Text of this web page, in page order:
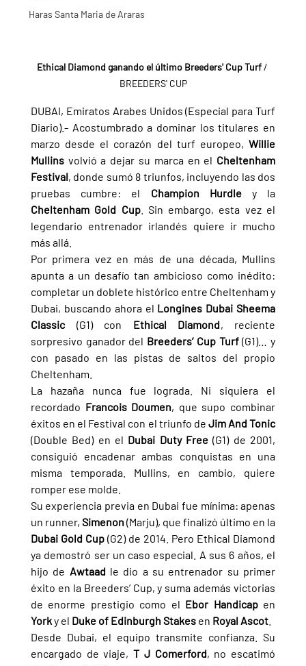
Haras Santa Maria de Araras
Ethical Diamond ganando el último Breeders' Cup Turf /
BREEDERS' CUP
DUBAI, Emiratos Arabes Unidos (Especial para Turf
Diario).- Acostumbrado a dominar los titulares en
marzo desde el corazón del turf europeo, Willie
Mullins volvió a dejar su marca en el Cheltenham
Festival, donde sumó 8 triunfos, incluyendo las dos
pruebas cumbre: el Champion Hurdle
Cheltenham Gold Cup. Sin embargo, esta vez el
legendario entrenador irlandés quiere ir mucho
más allá.
Por primera vez en más de una década, Mullins
apunta a un desafío tan ambicioso como inédito:
completar un doblete histórico entre Cheltenham y
Dubai, buscando ahora el Longines Dubai Sheema
Classic (G1) con Ethical Diamond, reciente
sorpresivo ganador del Breeders’ Cup Turf (G1)… y
con pasado en las pistas de saltos del propio
Cheltenham.
La hazaña nunca fue lograda. Ni siquiera el
recordado Francois Doumen, que supo combinar
éxitos en el Festival con el triunfo de
Jim And Tonic
(Double Bed) en el Dubai Duty Free (G1) de 2001,
consiguió encadenar ambas conquistas en una
misma temporada. Mullins, en cambio, quiere
romper ese molde.
Su experiencia previa en Dubai fue mínima: apenas
un runner, Simenon
Dubai Gold Cup (G2) de 2014. Pero Ethical Diamond
ya demostró ser un caso especial. A sus 6 años, el
hijo de Awtaad le dio a su entrenador su primer
éxito en la Breeders’ Cup, y suma además victorias
de enorme prestigio como el Ebor Handicap
York y el Duke of Edinburgh Stakes en Royal Ascot.
Desde Dubai, el equipo transmite confianza. Su
encargado de viaje, T J Comerford, no escatimó